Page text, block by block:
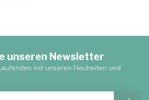
unseren Newsletter
mit unseren Neuheiten und